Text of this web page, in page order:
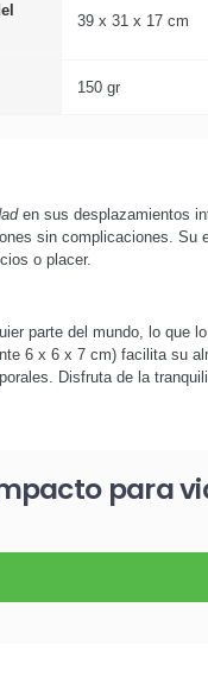
39 x 31 x 17 cm
150 gr
en sus desplazamientos
sin complicaciones. Su
o placer.
parte del mundo, lo que
6 x 6 x 7 cm) facilita su
Disfruta de la
para